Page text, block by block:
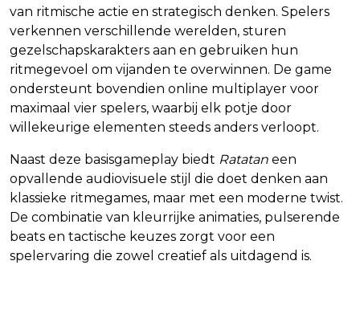
van ritmische actie en strategisch denken. Spelers
verkennen verschillende werelden, sturen
gezelschapskarakters aan en gebruiken hun
ritmegevoel om vijanden te overwinnen. De game
ondersteunt bovendien online multiplayer voor
maximaal vier spelers, waarbij elk potje door
willekeurige elementen steeds anders verloopt.
Naast deze basisgameplay biedt Ratatan een
opvallende audiovisuele stijl die doet denken aan
klassieke ritmegames, maar met een moderne twist.
De combinatie van kleurrijke animaties, pulserende
beats en tactische keuzes zorgt voor een
spelervaring die zowel creatief als uitdagend is.